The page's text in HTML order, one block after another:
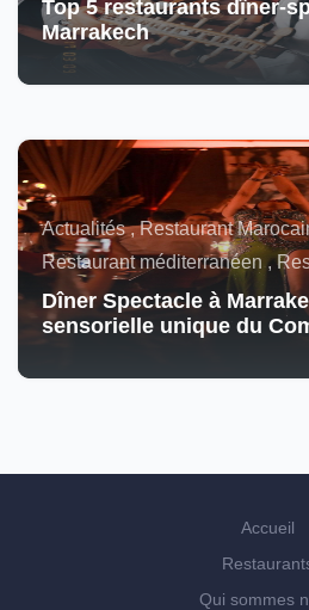
Top 5 restaurants dîner-
Marrakech
Actualités , Restaurant
Restaurant méditerranéen ,
Dîner Spectacle à
sensorielle unique du
Accueil
Qui sommes